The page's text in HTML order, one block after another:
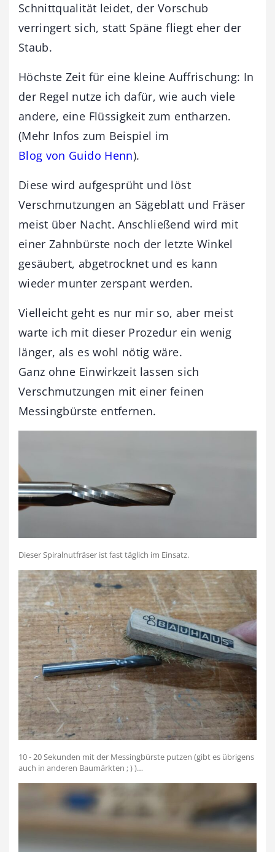
Schnittqualität leidet, der Vorschub
verringert sich, statt Späne fliegt eher der
Staub.
Höchste Zeit für eine kleine Auffrischung: In
der Regel nutze ich dafür, wie auch viele
andere, eine Flüssigkeit zum entharzen.
(Mehr Infos zum Beispiel im
Blog von Guido Henn).
Diese wird aufgesprüht und löst
Verschmutzungen an Sägeblatt und Fräser
meist über Nacht. Anschließend wird mit
einer Zahnbürste noch der letzte Winkel
gesäubert, abgetrocknet und es kann
wieder munter zerspant werden.
Vielleicht geht es nur mir so, aber meist
warte ich mit dieser Prozedur ein wenig
länger, als es wohl nötig wäre.
Ganz ohne Einwirkzeit lassen sich
Verschmutzungen mit einer feinen
Messingbürste entfernen.
Dieser Spiralnutfräser ist fast täglich im Einsatz.
10 - 20 Sekunden mit der Messingbürste putzen (gibt es übrigens
auch in anderen Baumärkten ; ) )…